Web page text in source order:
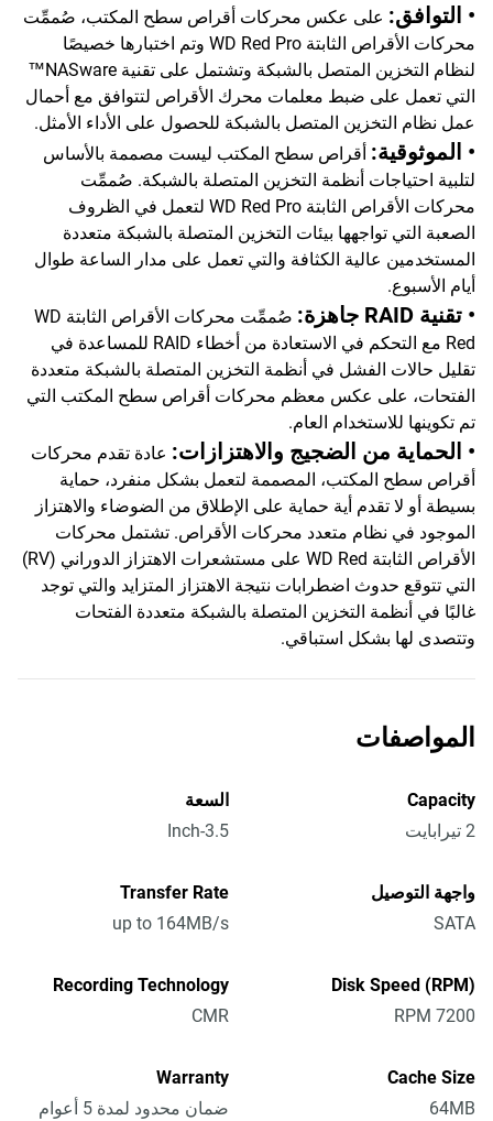
• التوافق: على عكس محركات أقراص سطح المكتب، صُممِّت
محركات الأقراص الثابتة WD Red Pro وتم اختبارها خصيصًا
لنظام التخزين المتصل بالشبكة وتشتمل على تقنية NASware™
التي تعمل على ضبط معلمات محرك الأقراص لتتوافق مع أحمال
عمل نظام التخزين المتصل بالشبكة للحصول على الأداء الأمثل.
• الموثوقية: أقراص سطح المكتب ليست مصممة بالأساس
لتلبية احتياجات أنظمة التخزين المتصلة بالشبكة. صُممِّت
محركات الأقراص الثابتة WD Red Pro لتعمل في الظروف
الصعبة التي تواجهها بيئات التخزين المتصلة بالشبكة متعددة
المستخدمين عالية الكثافة والتي تعمل على مدار الساعة طوال
أيام الأسبوع.
• تقنية RAID جاهزة:
صُممِّت محركات الأقراص الثابتة WD
Red مع التحكم في الاستعادة من أخطاء RAID للمساعدة في
تقليل حالات الفشل في أنظمة التخزين المتصلة بالشبكة متعددة
الفتحات، على عكس معظم محركات أقراص سطح المكتب التي
تم تكوينها للاستخدام العام.
• الحماية من الضجيج والاهتزازات: عادة تقدم محركات
أقراص سطح المكتب، المصممة لتعمل بشكل منفرد، حماية
بسيطة أو لا تقدم أية حماية على الإطلاق من الضوضاء والاهتزاز
الموجود في نظام متعدد محركات الأقراص. تشتمل محركات
الأقراص الثابتة WD Red على مستشعرات الاهتزاز الدوراني (RV)
التي تتوقع حدوث اضطرابات نتيجة الاهتزاز المتزايد والتي توجد
غالبًا في أنظمة التخزين المتصلة بالشبكة متعددة الفتحات
وتتصدى لها بشكل استباقي.
المواصفات
Capacity
2 تيرابايت
السعة
3.5-Inch
واجهة التوصيل
SATA
Transfer Rate
up to 164MB/s
Disk Speed (RPM)
7200 RPM
Recording Technology
CMR
Cache Size
64MB
Warranty
ضمان محدود لمدة 5 أعوام